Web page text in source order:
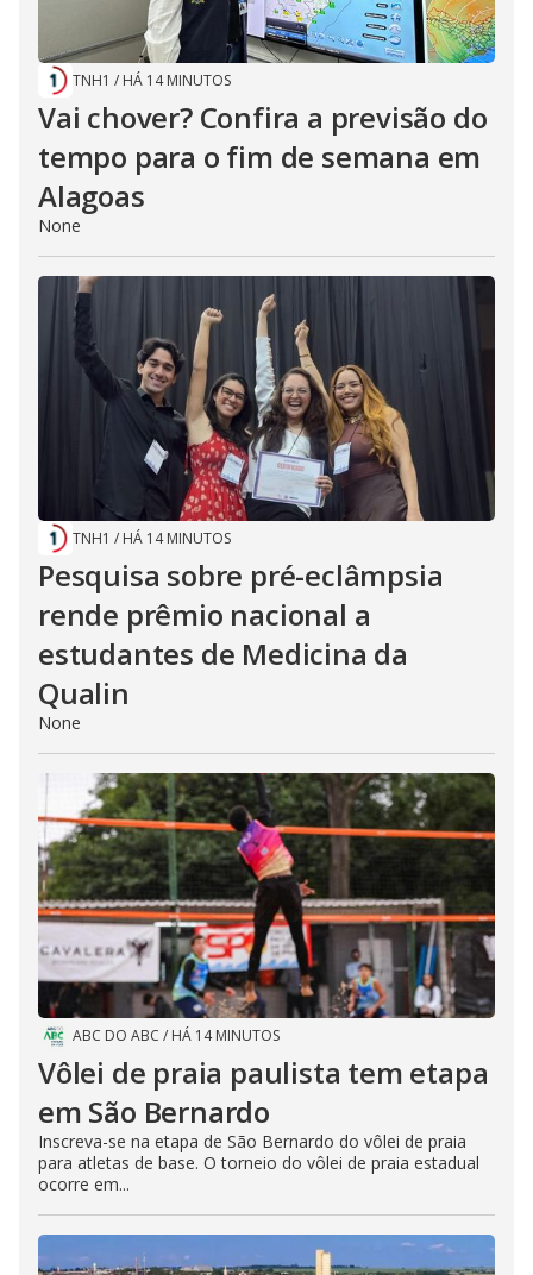
TNH1 / HÁ 14 MINUTOS
Vai chover? Confira a previsão do
tempo para o fim de semana em
Alagoas
None
TNH1 / HÁ 14 MINUTOS
Pesquisa sobre pré-eclâmpsia
rende prêmio nacional a
estudantes de Medicina da
Qualin
None
ABC DO ABC / HÁ 14 MINUTOS
Vôlei de praia paulista tem etapa
em São Bernardo
Inscreva-se na etapa de São Bernardo do vôlei de praia
para atletas de base. O torneio do vôlei de praia estadual
ocorre em...